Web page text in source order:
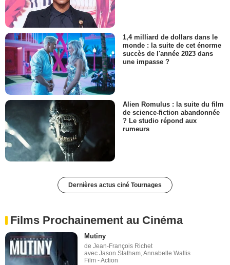
1,4 milliard de dollars dans le
monde : la suite de cet énorme
succès de l'année 2023 dans
une impasse ?
Alien Romulus : la suite du film
de science-fiction abandonnée
? Le studio répond aux
rumeurs
Dernières actus ciné Tournages
Films Prochainement au Cinéma
Mutiny
de Jean-François Richet
avec Jason Statham, Annabelle Wallis
Film - Action